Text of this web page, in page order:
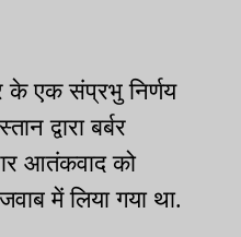
के एक संप्रभु निर्णय
द्वारा बर्बर
आतंकवाद को
में लिया गया था.